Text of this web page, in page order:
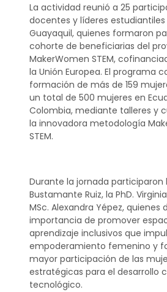
La actividad reunió a 25
docentes y líderes
Guayaquil, quienes formaron
cohorte de beneficiarias del
MakerWomen STEM,
la Unión Europea. El programa
formación de más de 159
un total de 500 mujeres en
Colombia, mediante talleres y
la innovadora metodología
STEM.
Durante la jornada participaron
Bustamante Ruiz, la PhD.
MSc. Alexandra Yépez, quienes
importancia de promover
aprendizaje inclusivos que
empoderamiento femenino y
mayor participación de las
estratégicas para el desarrollo
tecnológico.